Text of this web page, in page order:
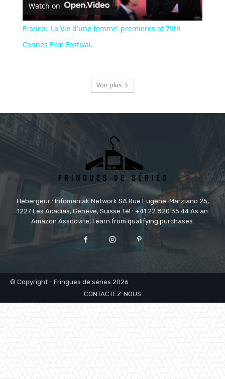
Video
Watch on
France: 'La Vie d'une femme' premieres at 79th
Cannes Film Festival.
Voir plus
Hébergeur : Infomaniak Network SA Rue Eugène-Marziano 25,
1227 Les Acacias, Genève, Suisse Tél : +41 22 820 35 44 As an
Amazon Associate, I earn from qualifying purchases.
© Copyright - Fringues de séries 2026
CONTACTEZ-NOUS